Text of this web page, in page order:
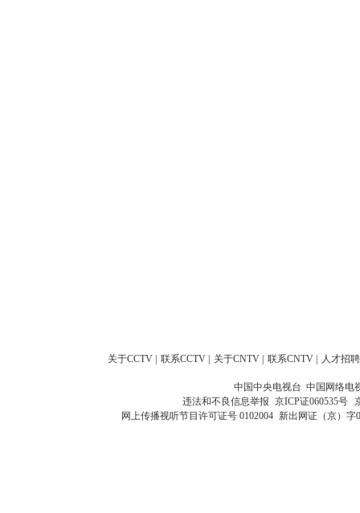
关于CCTV 联系CCTV 关于CNTV 联系CNTV 人才招聘
中国中央电视台 中国网络电
违法和不良信息举报 京ICP证060535号
网上传播视听节目许可证号 0102004 新出网证（京）